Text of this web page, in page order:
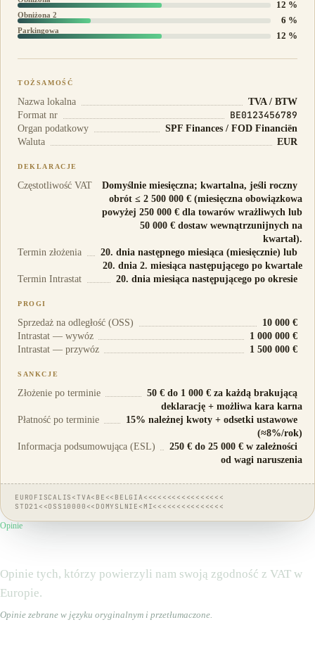
12 %
Obniżona 2 6 %
Parkingowa 12 %
TOŻSAMOŚĆ
Nazwa lokalna
TVA / BTW
Format nr
BE0123456789
Organ podatkowy
SPF Finances / FOD Financiën
Waluta
EUR
DEKLARACJE
Częstotliwość VAT
Domyślnie miesięczna; kwartalna, jeśli roczny
obrót ≤ 2 500 000 € (miesięczna obowiązkowa
powyżej 250 000 € dla towarów wrażliwych lub
50 000 € dostaw wewnątrzunijnych na
kwartał).
Termin złożenia
20. dnia następnego miesiąca (miesięcznie) lub
20. dnia 2. miesiąca następującego po kwartale
Termin Intrastat
20. dnia miesiąca następującego po okresie
PROGI
Sprzedaż na odległość (OSS)
10 000 €
Intrastat — wywóz
1 000 000 €
Intrastat — przywóz
1 500 000 €
SANKCJE
Złożenie po terminie
50 € do 1 000 € za każdą brakującą
deklarację + możliwa kara karna
Płatność po terminie
15% należnej kwoty + odsetki ustawowe
(≈8%/rok)
Informacja podsumowująca (ESL)
250 € do 25 000 € w zależności
od wagi naruszenia
EUROFISCALIS<TVA<BE<<BELGIA<<<<<<<<<<<<<<<<<
STD21<<OSS10000<<DOMYSLNIE<MI<<<<<<<<<<<<<<<
Opinie
Opinie tych, którzy powierzyli nam swoją zgodność z VAT w
Europie.
Opinie zebrane w języku oryginalnym i przetłumaczone.